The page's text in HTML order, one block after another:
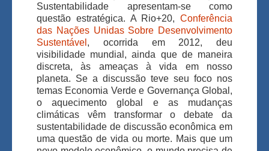
Sustentabilidade apresentam-se como
questão estratégica. A Rio+20,Conferência
das Nações Unidas Sobre Desenvolvimento
Sustentável , ocorrida em 2012, deu
visibilidade mundial, ainda que de maneira
discreta, às ameaças à vida em nosso
planeta. Se a discussão teve seu foco nos
temas Economia Verde e Governança Global,
o aquecimento global e as mudanças
climáticas vêm transformar o debate da
sustentabilidade de discussão econômica em
uma questão de vida ou morte. Mais que um